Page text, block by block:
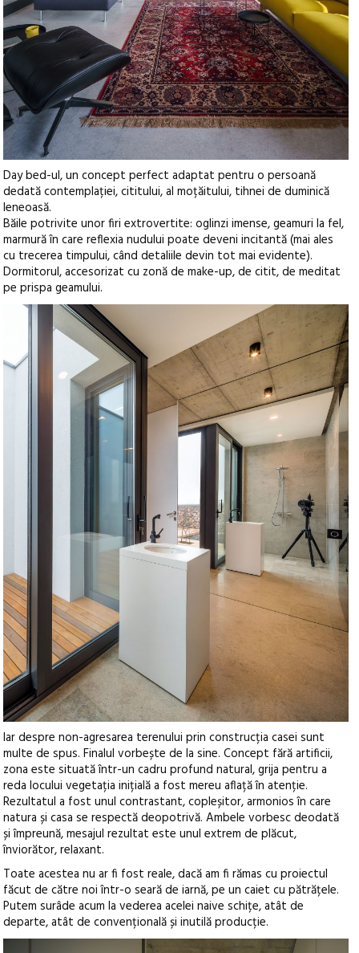
Day bed-ul, un concept perfect adaptat pentru o persoană
dedată contemplației, cititului, al moțăitului, tihnei de duminică
leneoasă.
Băile potrivite unor firi extrovertite: oglinzi imense, geamuri la fel,
marmură în care reflexia nudului poate deveni incitantă (mai ales
cu trecerea timpului, când detaliile devin tot mai evidente).
Dormitorul, accesorizat cu zonă de make-up, de citit, de meditat
pe prispa geamului.
Iar despre non-agresarea terenului prin construcția casei sunt
multe de spus. Finalul vorbește de la sine. Concept fără artificii,
zona este situată într-un cadru profund natural, grija pentru a
reda locului vegetația inițială a fost mereu aflață în atenție.
Rezultatul a fost unul contrastant, copleșitor, armonios în care
natura și casa se respectă deopotrivă. Ambele vorbesc deodată
și împreună, mesajul rezultat este unul extrem de plăcut,
înviorător, relaxant.
Toate acestea nu ar fi fost reale, dacă am fi rămas cu proiectul
făcut de către noi într-o seară de iarnă, pe un caiet cu pătrățele.
Putem surâde acum la vederea acelei naive schițe, atât de
departe, atât de convențională și inutilă producție.